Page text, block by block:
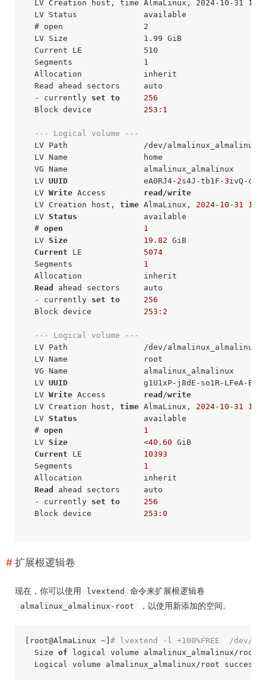
LV Creation host, time AlmaLinux, 2024-10-31
  LV Status              available
  # open                 2
  LV Size                1.99 GiB
  Current LE             510
  Segments               1
  Allocation             inherit
  Read ahead sectors     auto
  - currently
set to
256
  Block device
253 : 1
--- Logical volume ---
LV Path                /dev/almalinux_almalinux/
  LV Name                home
  VG Name                almalinux_almalinux
  LV
UUID
                eA0RJ4-
2s4J-tb1F-3ivQ-
  LV
Write Access read /write
  LV Creation host,
time AlmaLinux, 2024- 10 -31 10
  LV
Status
              available
  #
open
1
  LV
Size 19.82 GiB
Current LE 5074
  Segments
1
  Allocation             inherit
Read
ahead sectors     auto
  - currently
set to
256
  Block device
253 : 2
--- Logical volume ---
LV Path                /dev/almalinux_almalinux/
  LV Name                root
  VG Name                almalinux_almalinux
  LV
UUID
g1U1xP-j8dE-so1R-LFeA-
  LV
Write Access read /write
  LV Creation host,
time AlmaLinux, 2024- 10 -31 10
  LV
Status
              available
  #
open
1
  LV
Size
                <
40.60 GiB
Current LE 10393
  Segments
1
  Allocation             inherit
Read
ahead sectors     auto
  - currently
set to
256
  Block device
253 : 0
扩展根逻辑卷
现在，你可以使用 lvextend 命令来扩展根逻辑卷
almalinux_almalinux-root ，以使用新添加的空间。
[root@AlmaLinux ~] # lvextend -l +100%FREE  /dev/
  Size
of logical volume almalinux_almalinux/root
Logical volume almalinux_almalinux/root